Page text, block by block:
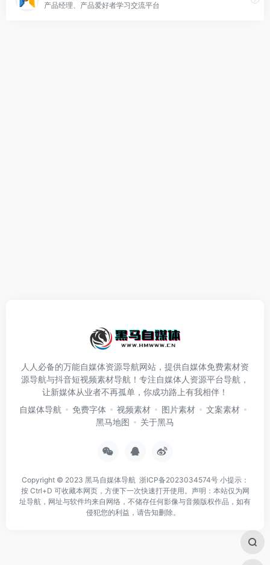
产品经理、产品爱好者学习交流平台
人人必备的万能自媒体资源导航网站，提供自媒体免费素材资
源导航与抖音短视频素材导航！专注自媒体人资源平台导航，
让新媒体从业者不再孤单，你成功路上有我相伴！
自媒体导航
免费字体 视频素材 图片素材
文案素材
黑马地图
关于黑马
Copyright © 2023 黑马自媒体导航 浙ICP备2023034574号小提示：
按 Ctrl+D 可收藏本网页，方便下一次快速打开使用。声明：本站仅为网
址导航，网址与软件均来自网络，不储存任何影像与音频版权作品，如有
侵犯您的利益，请告知删除。